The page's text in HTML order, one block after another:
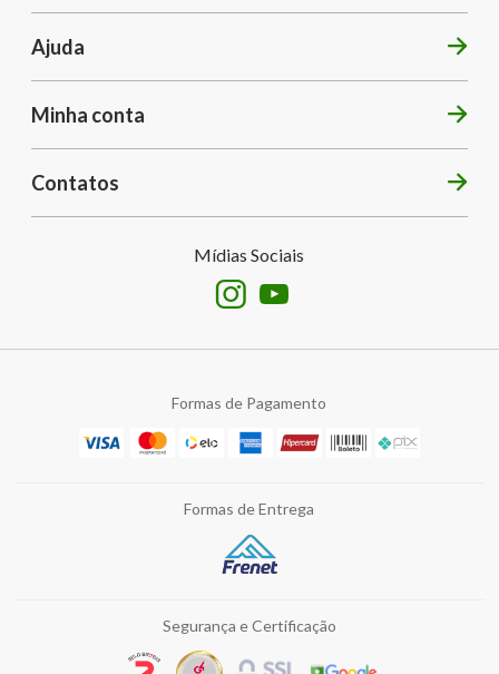
Ajuda
Minha conta
Contatos
Formas de Pagamento
Formas de Entrega
Segurança e Certificação